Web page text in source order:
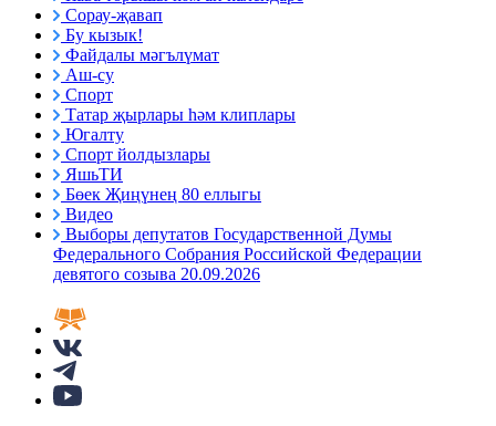
Сорау-җавап
Бу кызык!
Файдалы мәгълүмат
Аш-су
Спорт
Татар җырлары һәм клиплары
Югалту
Спорт йолдызлары
ЯшьТИ
Бөек Җиңүнең 80 еллыгы
Видео
Выборы депутатов Государственной Думы
Федерального Собрания Российской Федерации
девятого созыва 20.09.2026